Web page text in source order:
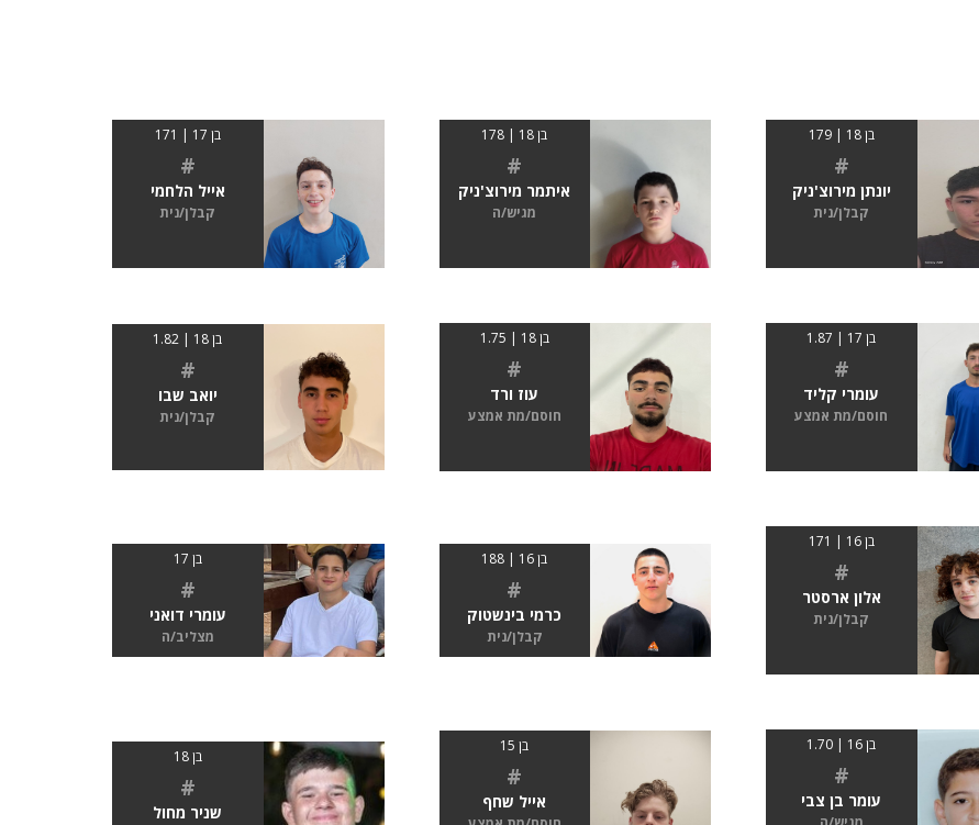
בן 18 | 179
#
יונתן מירוצ'ניק
קבלן/נית
בן 18 | 178
#
איתמר מירוצ'ניק
מגיש/ה
בן 17 | 171
#
אייל הלחמי
קבלן/נית
בן 17 | 1.87
#
עומרי קליד
חוסם/מת אמצע
בן 18 | 1.75
#
עוז ורד
חוסם/מת אמצע
בן 18 | 1.82
#
יואב שבו
קבלן/נית
בן 16 | 171
#
אלון ארסטר
קבלן/נית
בן 16 | 188
#
כרמי בינשטוק
קבלן/נית
בן 17
#
עומרי דואני
מצליב/ה
בן 16 | 1.70
#
עומר בן צבי
בן 15
#
אייל שחף
בן 18
#
שניר מחול